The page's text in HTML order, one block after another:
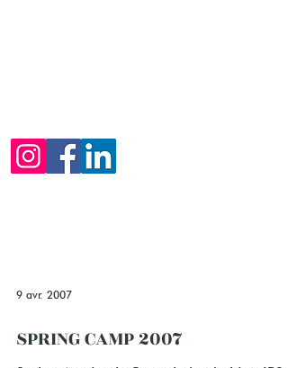
9 avr. 2007
SPRING CAMP 2007